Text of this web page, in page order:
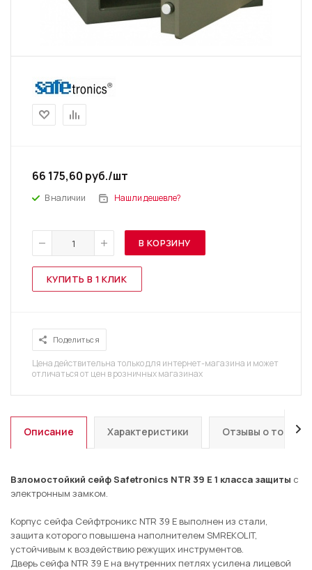
66 175,60 руб./шт
В наличии Нашли дешевле?
В КОРЗИНУ
КУПИТЬ В 1 КЛИК
Поделиться
Цена действительна только для интернет-магазина и может
отличаться от цен в розничных магазинах
Описание Характеристики Отзывы о товаре
Взломостойкий сейф Safetronics NTR 39 E 1 класса защиты с
электронным замком.
Корпус сейфа Сейфтроникс NTR 39 E выполнен из стали,
защита которого повышена наполнителем SMREKOLIT,
устойчивым к воздействию режущих инструментов.
Дверь сейфа NTR 39 E на внутренних петлях усилена лицевой